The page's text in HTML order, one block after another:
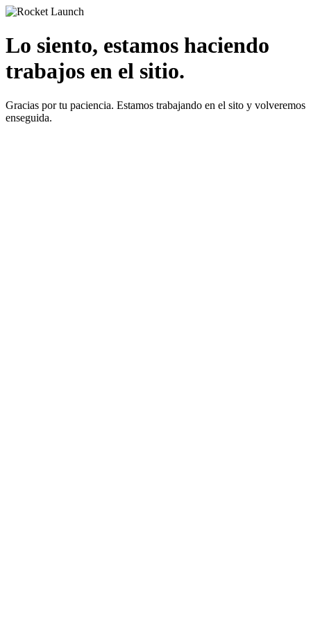
Lo siento, estamos haciendo
trabajos en el sitio.
Gracias por tu paciencia. Estamos trabajando en el sito y volveremos
enseguida.